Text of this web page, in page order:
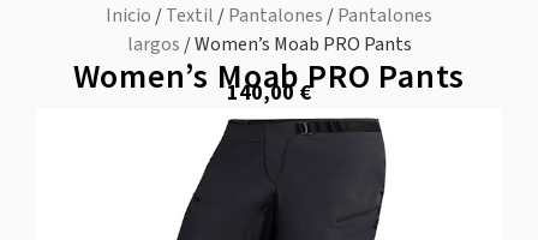
Inicio /Textil /Pantalones /Pantalones
largos / Women’s Moab PRO Pants
Women’s Moab PRO Pants
140,00€